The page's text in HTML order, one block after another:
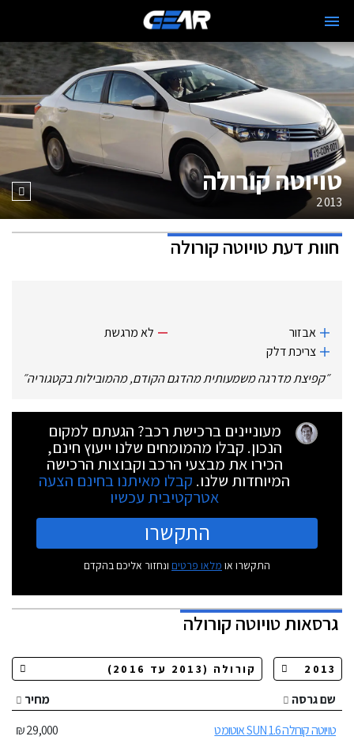
טויוטה קורולה
2013
חוות דעתטויוטה קורולה
אבזור
צריכת דלק
לא מרגשת
״קפיצת מדרגה משמעותית מהדגם הקודם, מהמובילות בקטגוריה״
מעוניינים ברכישת רכב? הגעתם למקום
הנכון. קבלו מהמומחים שלנו ייעוץ חינם,
הכירו את מבצעי הרכב וקבוצות הרכישה
המיוחדות שלנו. קבלו מאיתנו בחינם הצעה
אטרקטיבית עכשיו
התקשרו
התקשרו או מלאו פרטים ונחזור אליכם בהקדם
גרסאותטויוטה קורולה
שם גרסה
מחיר
טויוטה קורולה 1.6 SUN אוטומט
29,000 ₪